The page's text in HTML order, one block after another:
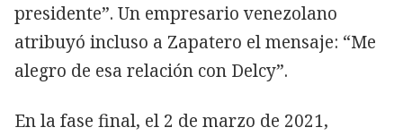
presidente”. Un empresario venezolano
atribuyó incluso a Zapatero el mensaje: “Me
alegro de esa relación con Delcy”.
En la fase final, el 2 de marzo de 2021,